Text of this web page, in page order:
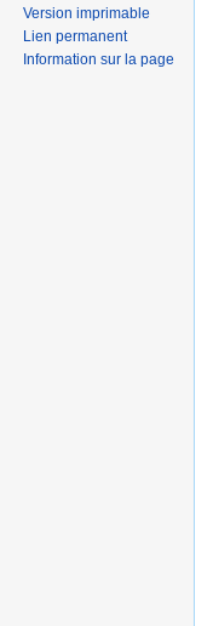
Version imprimable
Lien permanent
Information sur la page